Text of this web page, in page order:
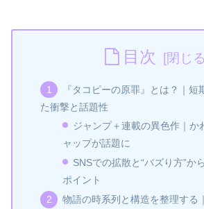
目次
『タコピーの原罪』とは？｜短
た衝撃と話題性
ジャンプ＋連載の異色作｜か
ャップが話題に
SNSでの拡散と“バズり方”か
ポイント
物語の時系列と構造を整理する